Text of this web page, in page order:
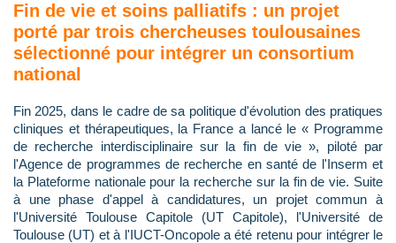
Fin de vie et soins palliatifs : un projet
porté par trois chercheuses toulousaines
sélectionné pour intégrer un consortium
national
Fin 2025, dans le cadre de sa politique d'évolution des pratiques
cliniques et thérapeutiques, la France a lancé le « Programme
de recherche interdisciplinaire sur la fin de vie », piloté par
l'Agence de programmes de recherche en santé de l'Inserm et
la Plateforme nationale pour la recherche sur la fin de vie. Suite
à une phase d'appel à candidatures, un projet commun à
l'Université Toulouse Capitole (UT Capitole), l'Université de
Toulouse (UT) et à l'IUCT-Oncopole a été retenu pour intégrer le